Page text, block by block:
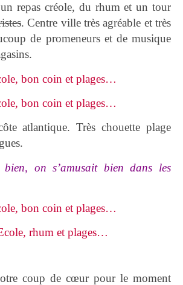
repas créole, du rhum et un tour
. Centre ville très agréable et très
de promeneurs et de musique
atlantique. Très chouette plage
on s’amusait bien dans les
coup de cœur pour le moment